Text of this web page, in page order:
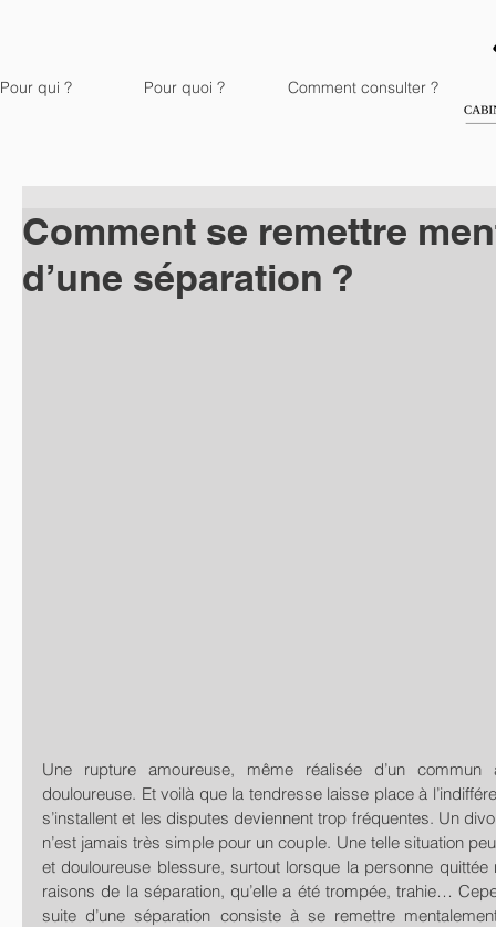
Pour qui ? Pour quoi ? Comment consulter ?
Comment se remettre
d’une séparation ?
Une rupture amoureuse, même réalisée d’un commun
douloureuse. Et voilà que la tendresse laisse place à
s’installent et les disputes deviennent trop fréquentes. Un
n’est jamais très simple pour un couple. Une telle situation
et douloureuse blessure, surtout lorsque la personne
raisons de la séparation, qu’elle a été trompée, trahie…
suite d’une séparation consiste à se remettre